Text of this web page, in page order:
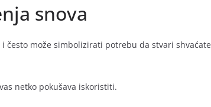
snova
često može simbolizirati potrebu da stvari shvaćate
netko pokušava iskoristiti.